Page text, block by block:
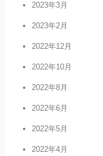
2023年3月
2023年2月
2022年12月
2022年10月
2022年8月
2022年6月
2022年5月
2022年4月